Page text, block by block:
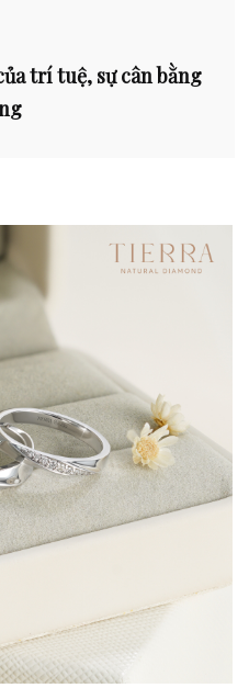
trí tuệ, sự cân bằng